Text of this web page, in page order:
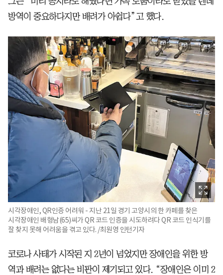
방역이 중요하다지만 배려가 아쉽다”고 했다.
시각장애인, QR인증 어려워 - 지난 21일 경기 고양시의 한 카페를 찾은
시각장애인 배형남(65)씨가 QR 코드 인증을 시도하려다 QR 코드 인식기를
잘 찾지 못해 어려움을 겪고 있다. /최원영 인턴기자
코로나 사태가 시작된 지 2년이 넘었지만 장애인을 위한 방
역과 배려는 없다는 비판이 제기되고 있다. “장애인은 이미 2